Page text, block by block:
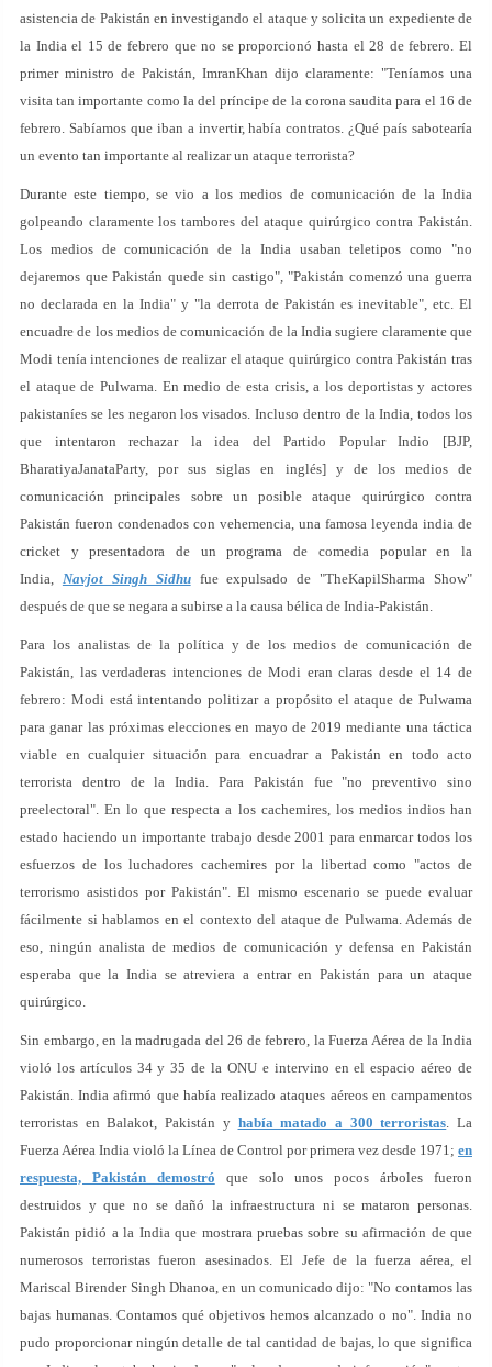
asistencia de Pakistán en investigando el ataque y solicita un expediente de
la India el 15 de febrero que no se proporcionó hasta el 28 de febrero. El
primer ministro de Pakistán, ImranKhan dijo claramente: "Teníamos una
visita tan importante como la del príncipe de la corona saudita para el 16 de
febrero. Sabíamos que iban a invertir, había contratos. ¿Qué país sabotearía
un evento tan importante al realizar un ataque terrorista?
Durante este tiempo, se vio a los medios de comunicación de la India
golpeando claramente los tambores del ataque quirúrgico contra Pakistán.
Los medios de comunicación de la India usaban teletipos como "no
dejaremos que Pakistán quede sin castigo", "Pakistán comenzó una guerra
no declarada en la India" y "la derrota de Pakistán es inevitable", etc. El
encuadre de los medios de comunicación de la India sugiere claramente que
Modi tenía intenciones de realizar el ataque quirúrgico contra Pakistán tras
el ataque de Pulwama. En medio de esta crisis, a los deportistas y actores
pakistaníes se les negaron los visados. Incluso dentro de la India, todos los
que intentaron rechazar la idea del Partido Popular Indio [BJP,
BharatiyaJanataParty, por sus siglas en inglés] y de los medios de
comunicación principales sobre un posible ataque quirúrgico contra
Pakistán fueron condenados con vehemencia, una famosa leyenda india de
cricket y presentadora de un programa de comedia popular en la
India, Navjot Singh Sidhufue expulsado de "TheKapilSharma Show"
después de que se negara a subirse a la causa bélica de India-Pakistán.
Para los analistas de la política y de los medios de comunicación de
Pakistán, las verdaderas intenciones de Modi eran claras desde el 14 de
febrero: Modi está intentando politizar a propósito el ataque de Pulwama
para ganar las próximas elecciones en mayo de 2019 mediante una táctica
viable en cualquier situación para encuadrar a Pakistán en todo acto
terrorista dentro de la India. Para Pakistán fue "no preventivo sino
preelectoral". En lo que respecta a los cachemires, los medios indios han
estado haciendo un importante trabajo desde 2001 para enmarcar todos los
esfuerzos de los luchadores cachemires por la libertad como "actos de
terrorismo asistidos por Pakistán". El mismo escenario se puede evaluar
fácilmente si hablamos en el contexto del ataque de Pulwama. Además de
eso, ningún analista de medios de comunicación y defensa en Pakistán
esperaba que la India se atreviera a entrar en Pakistán para un ataque
quirúrgico.
Sin embargo, en la madrugada del 26 de febrero, la Fuerza Aérea de la India
violó los artículos 34 y 35 de la ONU e intervino en el espacio aéreo de
Pakistán. India afirmó que había realizado ataques aéreos en campamentos
terroristas en Balakot, Pakistán y había matado a 300 terroristas. La
Fuerza Aérea India violó la Línea de Control por primera vez desde 1971; en
respuesta, Pakistán demostró que solo unos pocos árboles fueron
destruidos y que no se dañó la infraestructura ni se mataron personas.
Pakistán pidió a la India que mostrara pruebas sobre su afirmación de que
numerosos terroristas fueron asesinados. El Jefe de la fuerza aérea, el
Mariscal Birender Singh Dhanoa, en un comunicado dijo: "No contamos las
bajas humanas. Contamos qué objetivos hemos alcanzado o no". India no
pudo proporcionar ningún detalle de tal cantidad de bajas, lo que significa